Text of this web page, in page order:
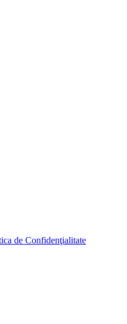
de Confidenţialitate